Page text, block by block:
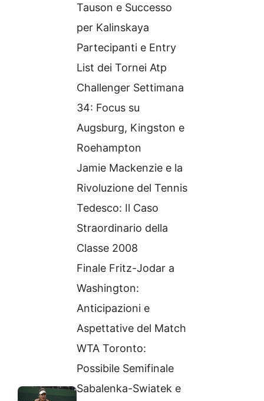
Tauson e Successo
per Kalinskaya
Partecipanti e Entry
List dei Tornei Atp
Challenger Settimana
34: Focus su
Augsburg, Kingston e
Roehampton
Jamie Mackenzie e la
Rivoluzione del Tennis
Tedesco: Il Caso
Straordinario della
Classe 2008
Finale Fritz-Jodar a
Washington:
Anticipazioni e
Aspettative del Match
WTA Toronto:
Possibile Semifinale
Sabalenka-Swiatek e